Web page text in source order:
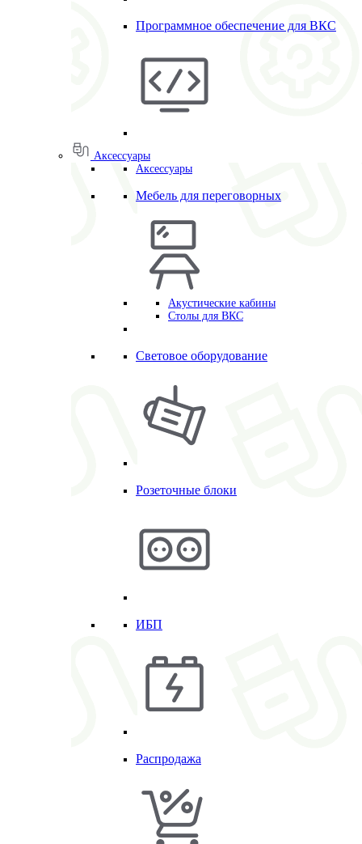
Программное обеспечение для ВКС
Аксессуары
Аксессуары
Мебель для переговорных
Акустические кабины
Столы для ВКС
Световое оборудование
Розеточные блоки
ИБП
Распродажа